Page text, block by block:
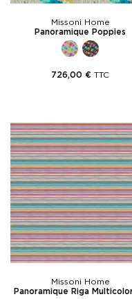
Missoni Home
Panoramique Poppies
726,00 € TTC
Missoni Home